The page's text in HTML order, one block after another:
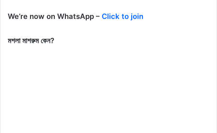
We’re now on WhatsApp – Click to join
মশলা মাশরুম কেন?